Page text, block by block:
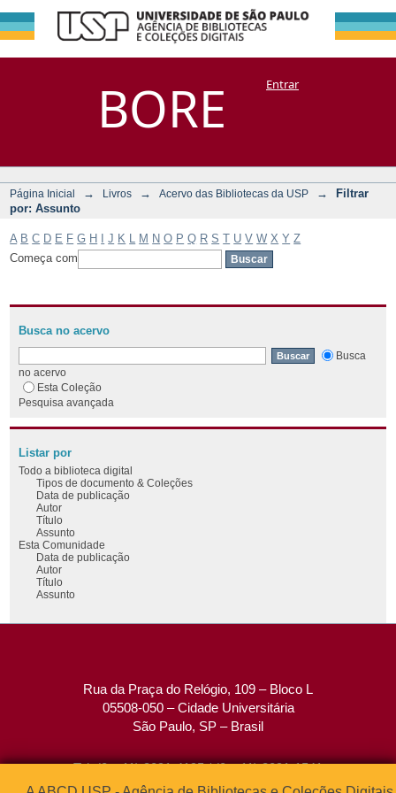
BORE
Filtrar por:
Assunto
DSpace/Manakin + CoriscoEntrar
Página Inicial → Livros → Acervo das Bibliotecas da USP →
Filtrar
por: Assunto
A B C D E F G H J K M N O P Q R S T U V W X Y Z
Começa com
Busca no acervo
Busca
no acervo
Esta Coleção
Pesquisa avançada
Listar por
Todo a biblioteca digital
Tipos de documento & Coleções
Data de publicação
Autor
Título
Assunto
Esta Comunidade
Data de publicação
Autor
Título
Assunto
Rua da Praça do Relógio, 109 – Bloco L
05508-050 – Cidade Universitária
São Paulo, SP – Brasil
Tel: (0xx11) 3091-4195 / (0xx11) 3091-1541
Fax: (0xx11) 3091-1567